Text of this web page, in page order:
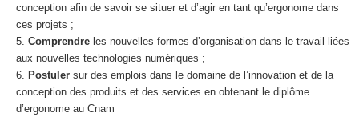
conception afin de savoir se situer et d’agir en tant qu’ergonome dans
ces projets ;
Comprendreles nouvelles formes d’organisation dans le travail liées
aux nouvelles technologies numériques ;
Postulersur des emplois dans le domaine de l’innovation et de la
conception des produits et des services en obtenant le diplôme
d’ergonome au Cnam